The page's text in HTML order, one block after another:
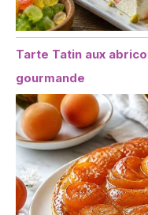
Tarte Tatin aux
gourmande